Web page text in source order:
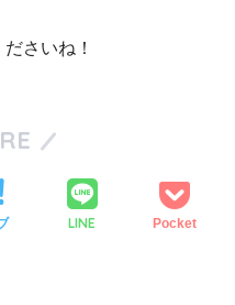
さいね！
LINE Pocket